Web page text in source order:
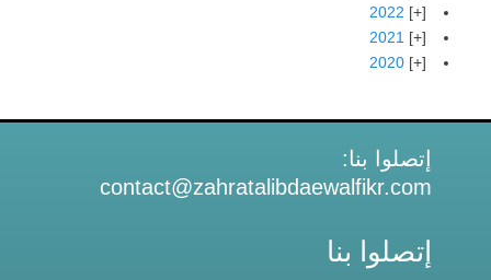
2022
2021
2020
إتصلوا بنا:
contact@zahratalibdaewalfikr.com
إتصلوا بنا